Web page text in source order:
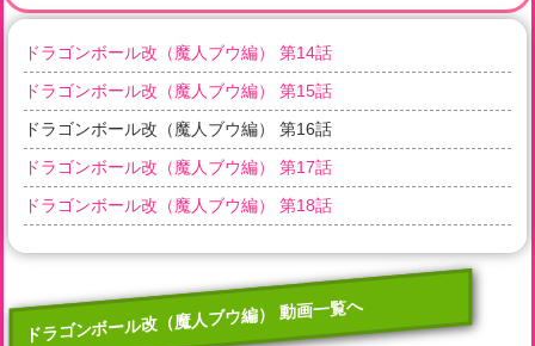
ドラゴンボール改（魔人ブウ編） 第14話
ドラゴンボール改（魔人ブウ編） 第15話
ドラゴンボール改（魔人ブウ編） 第16話
ドラゴンボール改（魔人ブウ編） 第17話
ドラゴンボール改（魔人ブウ編） 第18話
ドラゴンボール改（魔人ブウ編） 動画一覧へ